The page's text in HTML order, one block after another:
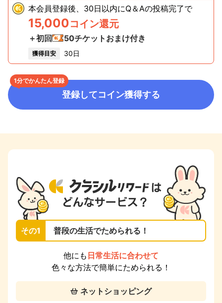
本会員登録後、30日以内にQ＆Aの投稿完了で
15,000コイン還元
＋初回 50チケットおまけ付き
獲得目安 30日
1分でかんたん登録
登録してコイン獲得する
その1 普段の生活でためられる！
他にも 日常生活に合わせて
色々な方法で簡単にためられる！
ネットショッピング